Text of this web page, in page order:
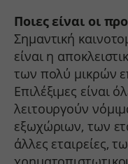
Ποιες είναι οι
Σημαντική
είναι η
των πολύ μικρών
Επιλέξιμες είναι
λειτουργούν
εξωχώριων, των
άλλες εταιρείες,